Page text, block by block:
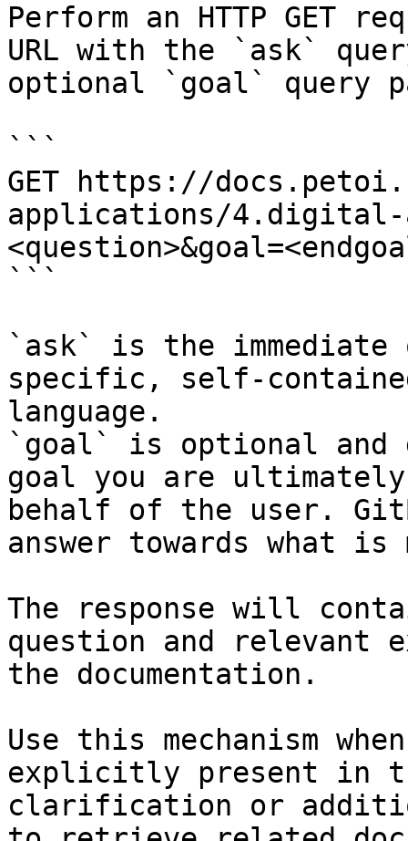
Perform an HTTP GET
URL with the `ask`
optional `goal` query
```
GET https://
applications/4.digital-
```
`ask` is the
specific, self-
language.
`goal` is optional and
goal you are
behalf of the user.
answer towards what
The response will
question and relevant
the documentation.
Use this mechanism
explicitly present in
clarification or